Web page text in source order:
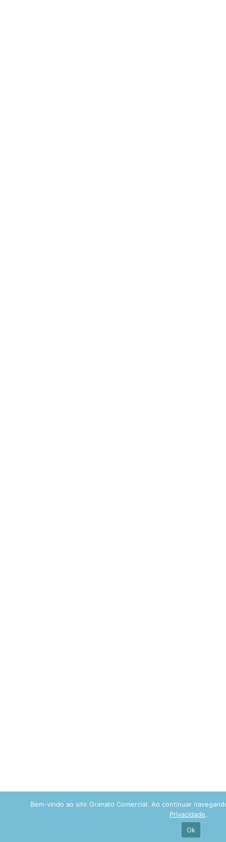
Bem-vindo ao site Granato Comercial. Ao continuar
Privacidade.
Ok